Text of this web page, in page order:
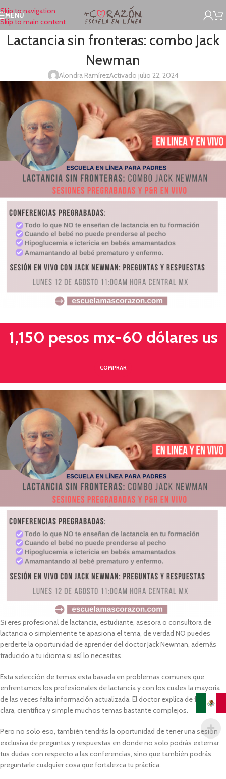
Skip to navigation
Skip to main content
MENÚ
Lactancia sin fronteras: combo Jack
Newman
Alondra RamírezActivado julio 22, 2024
1,150 pesos mx-60 dólares us
COMPRAR
Si eres profesional de lactancia, estudiante, asesora o consultora de
lactancia o simplemente te apasiona el tema, de verdad NO puedes
perderte la oportunidad de aprender del doctor Jack Newman, además
traducido a tu idioma si así lo necesitas.
Esta selección de temas esta basada en problemas comunes que
enfrentamos los profesionales de lactancia y con los cuales la mayoría
de las veces falta información actualizada. El doctor explica de forma
clara, científica y simple muchos temas bastante complejos.
Pero no solo eso, también tendrás la oportunidad de tener una sesión
exclusiva de preguntas y respuestas en donde no solo podrás externar
tus dudas con respecto a las conferencias, sino que también podrás
preguntarle cualquier cosa que fortalezca tu práctica.